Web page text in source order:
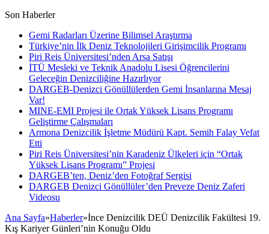
Son Haberler
Gemi Radarları Üzerine Bilimsel Araştırma
Türkiye’nin İlk Deniz Teknolojileri Girişimcilik Programı
Piri Reis Üniversitesi’nden Arsa Satışı
İTÜ Mesleki ve Teknik Anadolu Lisesi Öğrencilerini
Geleceğin Denizciliğine Hazırlıyor
DARGEB-Denizci Gönüllülerden Gemi İnsanlarına Mesaj
Var!
MINE-EMI Projesi ile Ortak Yüksek Lisans Programı
Geliştirme Çalışmaları
Armona Denizcilik İşletme Müdürü Kapt. Semih Falay Vefat
Etti
Piri Reis Üniversitesi’nin Karadeniz Ülkeleri için “Ortak
Yüksek Lisans Programı” Projesi
DARGEB’ten, Deniz’den Fotoğraf Sergisi
DARGEB Denizci Gönüllüler’den Preveze Deniz Zaferi
Videosu
Ana Sayfa»Haberler»İnce Denizcilik DEÜ Denizcilik Fakültesi 19.
Kış Kariyer Günleri’nin Konuğu Oldu